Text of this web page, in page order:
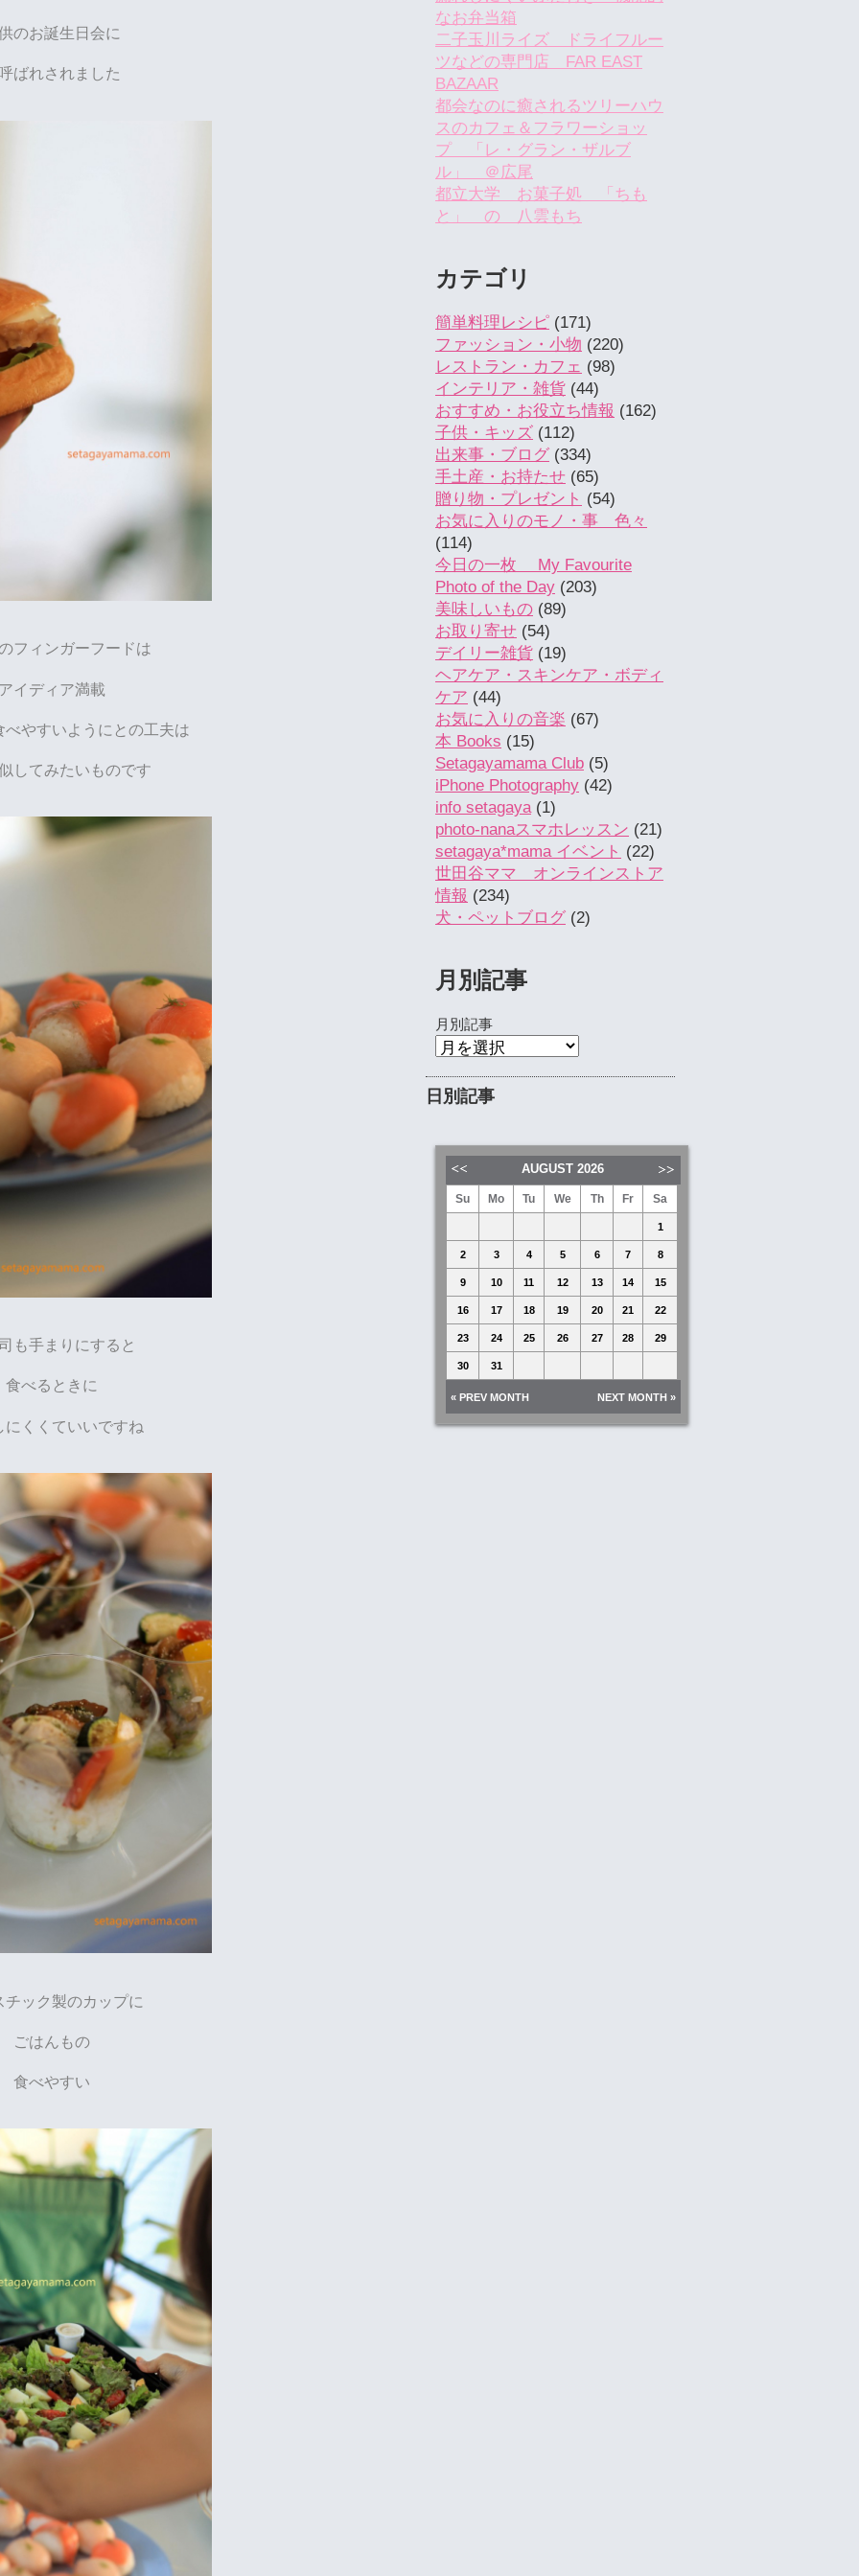
のお誕生日会に
ばれされました
フィンガーフードは
イディア満載
べやすいようにとの工夫は
してみたいものです
も手まりにすると
食べるときに
にくくていいですね
チック製のカップに
ごはんもの
食べやすい
なお弁当箱
二子玉川ライズ ドライフルー
ツなどの専門店 FAR EAST
BAZAAR
都会なのに癒されるツリーハウ
スのカフェ＆フラワーショッ
プ 「レ・グラン・ザルブ
ル」 ＠広尾
都立大学 お菓子処 「ちも
と」 の 八雲もち
カテゴリ
簡単料理レシピ (171)
ファッション・小物 (220)
レストラン・カフェ (98)
インテリア・雑貨 (44)
おすすめ・お役立ち情報 (162)
子供・キッズ (112)
出来事・ブログ (334)
手土産・お持たせ (65)
贈り物・プレゼント (54)
お気に入りのモノ・事 色々
(114)
今日の一枚 My Favourite
Photo of the Day (203)
美味しいもの (89)
お取り寄せ (54)
デイリー雑貨 (19)
ヘアケア・スキンケア・ボディ
ケア (44)
お気に入りの音楽 (67)
本 Books (15)
Setagayamama Club (5)
iPhone Photography (42)
info setagaya(1)
photo-nanaスマホレッスン (21)
setagaya*mama イベント (22)
世田谷ママ オンラインストア
情報 (234)
犬・ペットブログ (2)
月別記事
月別記事
日別記事
AUGUST 2026
Su Mo Tu We Th Fr Sa
1
2 3 4 5 6 7 8
9 10 11 12 13 14 15
16 17 18 19 20 21 22
23 24 25 26 27 28 29
30 31
« PREV MONTH NEXT MONTH »